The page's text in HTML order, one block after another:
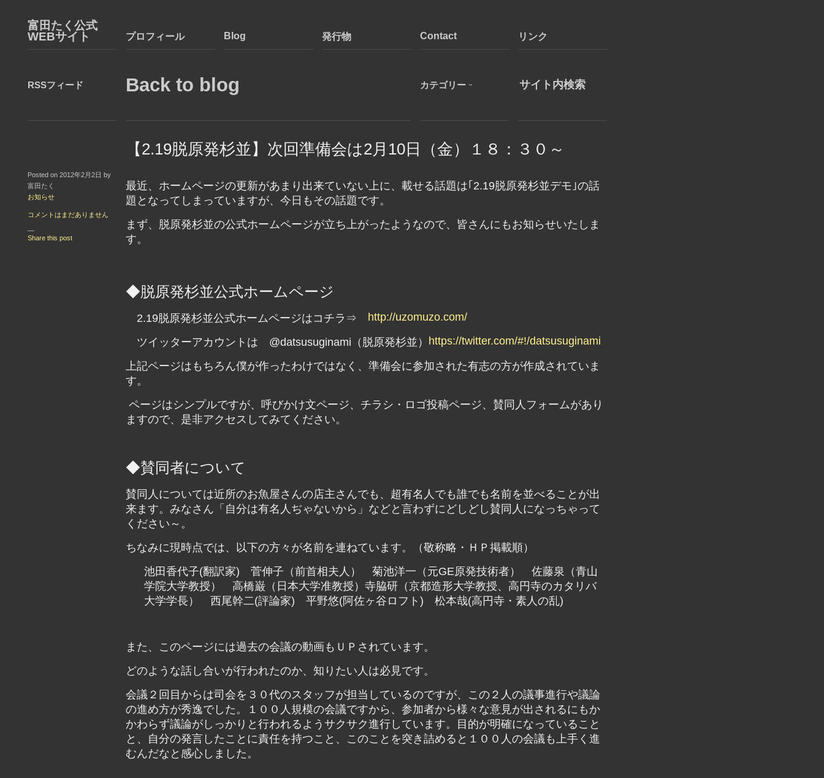
富田たく公式
WEBサイト
プロフィール Blog 発行物 Contact リンク
RSSフィード Back to blog カテゴリー
【2.19脱原発杉並】次回準備会は2月10日（金）１８：３０～
Posted on 2012年2月2日 by
富田たく
お知らせ
コメントはまだありません
—
Share this post
最近、ホームページの更新があまり出来ていない上に、載せる話題は｢2.19脱原発杉並デモ｣の話
題となってしまっていますが、今日もその話題です。
まず、脱原発杉並の公式ホームページが立ち上がったようなので、皆さんにもお知らせいたしま
す。
◆脱原発杉並公式ホームページ
2.19脱原発杉並公式ホームページはコチラ⇒ http://uzomuzo.com/
ツイッターアカウントは @datsusuginami（脱原発杉並） https://twitter.com/#!/datsusuginami
上記ページはもちろん僕が作ったわけではなく、準備会に参加された有志の方が作成されていま
す。
ページはシンプルですが、呼びかけ文ページ、チラシ・ロゴ投稿ページ、賛同人フォームがあり
ますので、是非アクセスしてみてください。
◆賛同者について
賛同人については近所のお魚屋さんの店主さんでも、超有名人でも誰でも名前を並べることが出
来ます。みなさん「自分は有名人ぢゃないから」などと言わずにどしどし賛同人になっちゃって
ください～。
ちなみに現時点では、以下の方々が名前を連ねています。（敬称略・ＨＰ掲載順）
池田香代子(翻訳家) 菅伸子（前首相夫人） 菊池洋一（元GE原発技術者） 佐藤泉（青山
学院大学教授） 高橋巌（日本大学准教授）寺脇研（京都造形大学教授、高円寺のカタリバ
大学学長） 西尾幹二(評論家) 平野悠(阿佐ヶ谷ロフト) 松本哉(高円寺・素人の乱)
また、このページには過去の会議の動画もＵＰされています。
どのような話し合いが行われたのか、知りたい人は必見です。
会議２回目からは司会を３０代のスタッフが担当しているのですが、この２人の議事進行や議論
の進め方が秀逸でした。１００人規模の会議ですから、参加者から様々な意見が出されるにもか
かわらず議論がしっかりと行われるようサクサク進行しています。目的が明確になっていること
と、自分の発言したことに責任を持つこと、このことを突き詰めると１００人の会議も上手く進
むんだなと感心しました。